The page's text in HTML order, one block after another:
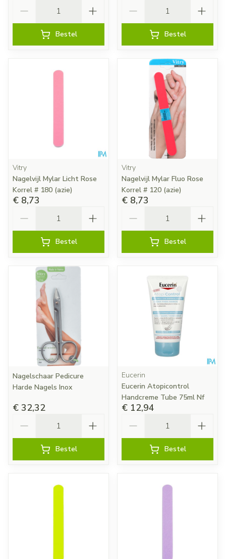
Bestel Bestel
Vitry
Nagelvijl Mylar Licht Rose
Korrel # 180 (azie)
€ 8,73
Bestel
Vitry
Nagelvijl Mylar Fluo Rose
Korrel # 120 (azie)
€ 8,73
Bestel
Nagelschaar Pedicure
Harde Nagels Inox
€ 32,32
Bestel
Eucerin
Eucerin Atopicontrol
Handcreme Tube 75ml Nf
€ 12,94
Bestel